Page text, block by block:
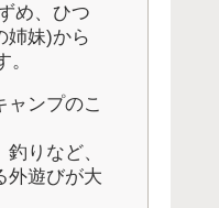
め、ひつ
姉妹)から
ャンプのこ
りなど、
外遊びが大